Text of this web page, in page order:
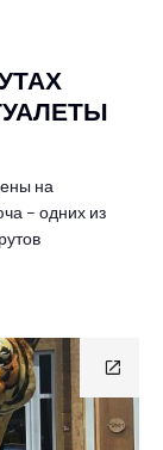
на
– одних из